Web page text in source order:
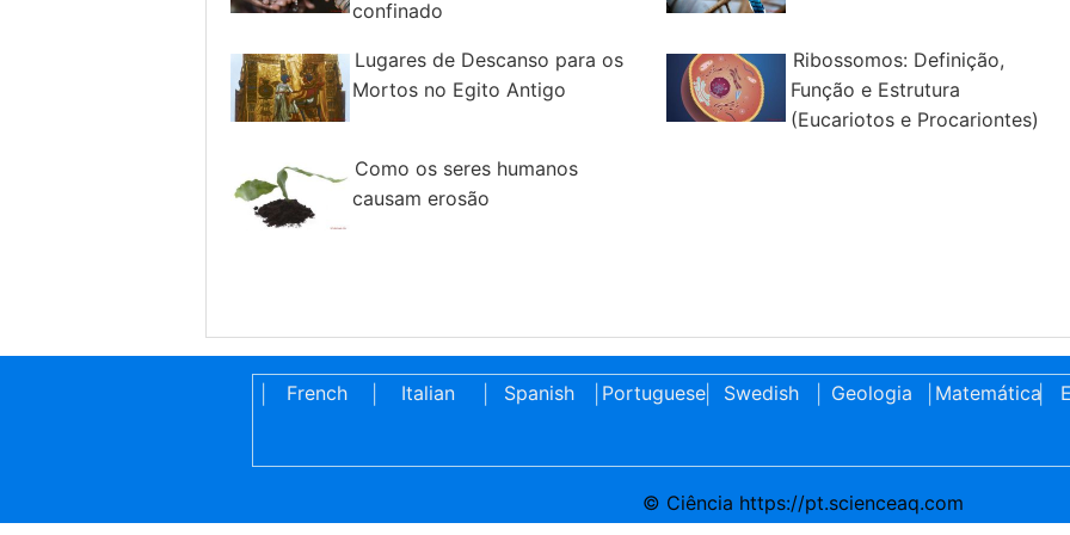
confinado
Lugares de Descanso para os
Mortos no Egito Antigo
Como os seres humanos
causam erosão
Ribossomos: Definição,
Função e Estrutura
(Eucariotos e Procariontes)
French Italian Spanish Portuguese| Swedish Geologia Matemática|
© Ciência https://pt.scienceaq.com